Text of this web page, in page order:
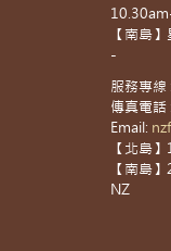
【南島
-
服務專
傳真電
Email:
【北島
【南島
NZ